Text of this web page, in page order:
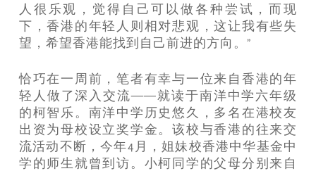
人很乐观，觉得自己可以做各种尝试，而现
下，香港的年轻人则相对悲观，这让我有些失
望，希望香港能找到自己前进的方向。”
恰巧在一周前，笔者有幸与一位来自香港的年
轻人做了深入交流——就读于南洋中学六年级
的柯智乐。南洋中学历史悠久，多名在港校友
出资为母校设立奖学金。该校与香港的往来交
流活动不断，今年4月，姐妹校香港中华基金中
学的师生就曾到访。小柯同学的父母分别来自